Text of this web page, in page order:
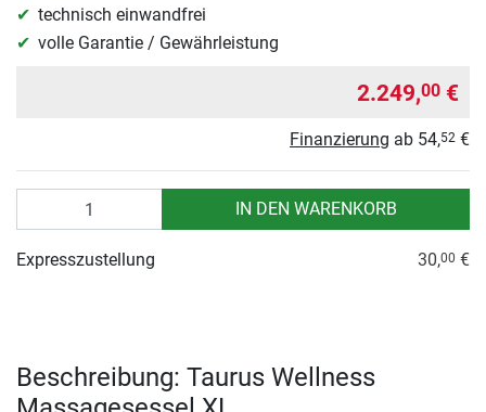
technisch einwandfrei
volle Garantie / Gewährleistung
2.249,00 €
Finanzierung ab 54,52 €
IN DEN WARENKORB
Expresszustellung 30,00 €
Beschreibung: Taurus Wellness